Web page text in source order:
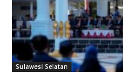
Sulawesi Selatan